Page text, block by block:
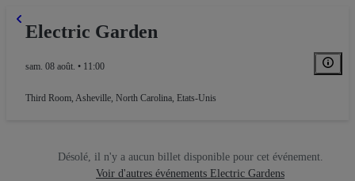
Electric Garden
sam. 08 août. • 11:00
Third Room, Asheville, North Carolina, Etats-Unis
Désolé, il n'y a aucun billet disponible pour cet événement.
Voir d'autres événements Electric Gardens